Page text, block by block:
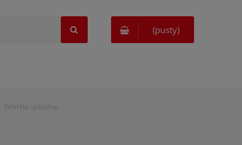
(pusty)
Wiertła spiralne